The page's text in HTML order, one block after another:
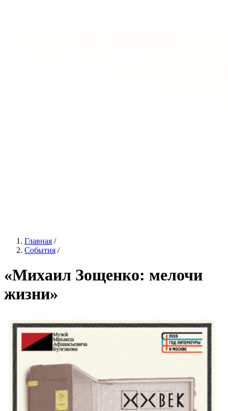
Главная /
События /
«Михаил Зощенко: мелочи
жизни»